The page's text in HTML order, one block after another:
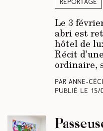
Reportage
Le 3
abri est
hôtel de
Récit
ordinaire,
Par Anne-
Publié le 15/